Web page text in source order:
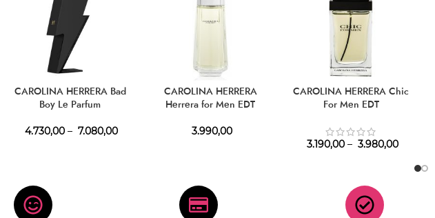
CAROLINA HERRERA Bad
Boy Le Parfum
4.730,00 – 7.080,00
CAROLINA HERRERA
Herrera for Men EDT
3.990,00
CAROLINA HERRERA Chic
For Men EDT
3.190,00 – 3.980,00